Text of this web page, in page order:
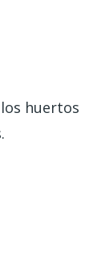
huertos